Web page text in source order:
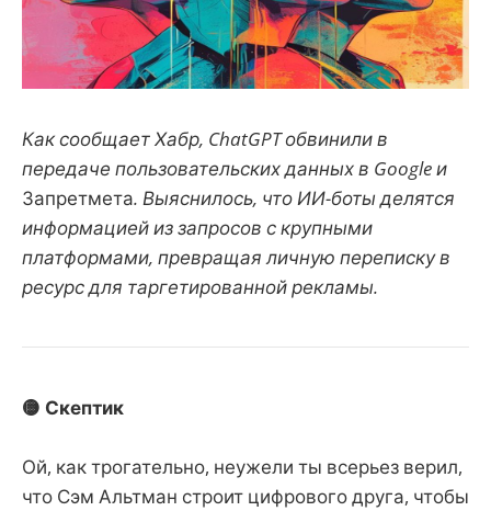
Как сообщает Хабр, ChatGPT обвинили в
передаче пользовательских данных в Google и
Запретмета. Выяснилось, что ИИ-боты делятся
информацией из запросов с крупными
платформами, превращая личную переписку в
ресурс для таргетированной рекламы.
🟡 Скептик
Ой, как трогательно, неужели ты всерьез верил,
что Сэм Альтман строит цифрового друга, чтобы